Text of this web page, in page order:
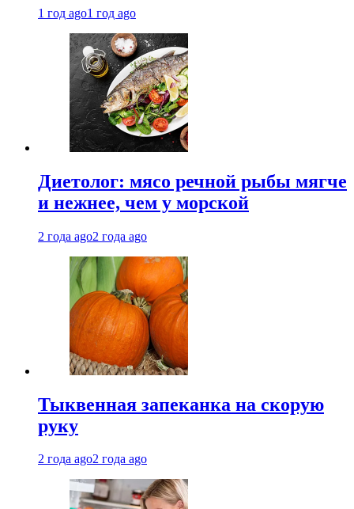
1 год ago1 год ago
Диетолог: мясо речной рыбы мягче
и нежнее, чем у морской
2 года ago2 года ago
Тыквенная запеканка на скорую
руку
2 года ago2 года ago